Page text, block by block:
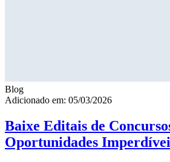
Blog
Adicionado em: 05/03/2026
Baixe Editais de
Oportunidades